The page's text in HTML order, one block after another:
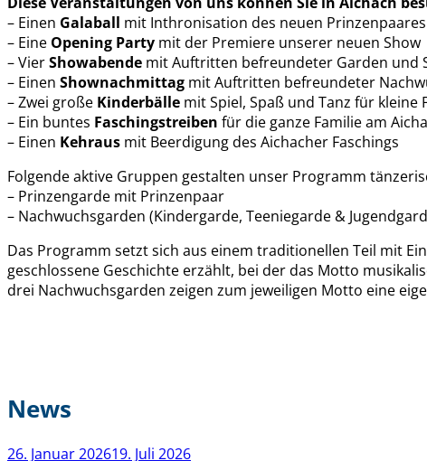
– Einen Galaball mit Inthronisation des neuen
– Eine Opening Party mit der Premiere unserer neuen Show
– VierShowabende mit Auftritten befreundeter Garden und
– Einen Shownachmittag mit Auftritten befreundeter
– Zwei große Kinderbälle mit Spiel, Spaß und Tanz für kleine
– Ein buntes Faschingstreiben für die ganze Familie am
– Einen Kehraus mit Beerdigung des Aichacher Faschings
Folgende aktive Gruppen gestalten unser Programm
– Prinzengarde mit Prinzenpaar
– Nachwuchsgarden (Kindergarde, Teeniegarde &
Das Programm setzt sich aus einem traditionellen Teil mit
geschlossene Geschichte erzählt, bei der das Motto
drei Nachwuchsgarden zeigen zum jeweiligen Motto eine
News
Veröffentlicht
26. Januar 202619. Juli 2026